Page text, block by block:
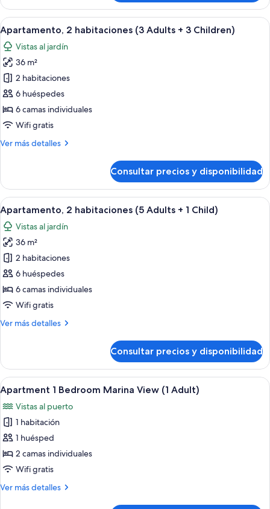
Children)
2
habitaciones
(2
Adults
+
4
Children)
Abrir
todas
las
fotos
de
Apartamento,
2
habitaciones
Adults
Children)
Una sala moderna con un sofá azul,
6
Apartamento, 2 habitaciones (3 Adults + 3 Children)
Vistas al jardín
36 m²
2 habitaciones
6 huéspedes
6 camas individuales
Wifi gratis
Ver más detalles
Más
2
habitaciones
(3
Adults
+
3
Children)
Consultar precios y disponibilidad
Abrir
todas
las
fotos
de
Apartamento,
2
habitaciones
Adults
Child)
Una sala moderna con un sofá azul,
6
Apartamento, 2 habitaciones (5 Adults + 1 Child)
Vistas al jardín
36 m²
2 habitaciones
6 huéspedes
6 camas individuales
Wifi gratis
Ver más detalles
Más
2
habitaciones
(5
Adults
+
Child)
Consultar precios y disponibilidad
Abrir
todas
las
fotos
de
Apartment
1
Marina
Un balcón con mesa y sillas, un
9
Apartment 1 Bedroom Marina View (1 Adult)
Vistas al puerto
1 habitación
1 huésped
2 camas individuales
Wifi gratis
Ver más detalles
Más